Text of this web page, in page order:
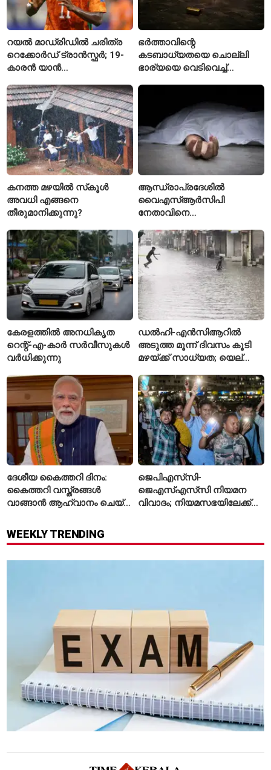
റയൽ മാഡ്രിഡിൽ ചരിത്ര
റെക്കോർഡ് ട്രാൻസ്ഫർ; 19-
കാരൻ യാൻ
സ്വന്തമാക്കി സ്പാനിഷ്
വമ്പന്മാർ
ഭർത്താവിന്റെ
കടബാധ്യതയെ ചൊല്ലി
ഭാര്യയെ വെടിവെച്ച്
കൊലപാതകം
കനത്ത മഴയിൽ സ്‌കൂൾ
അവധി എങ്ങനെ
തീരുമാനിക്കുന്നു?
ആന്ധ്രാപ്രദേശിൽ
വൈഎസ്ആർസിപി
നേതാവിനെ
അന്വേഷണം ആരംഭിച്ച്
പൊലീസ്
കേരളത്തിൽ അനധികൃത
റെന്റ്-എ-കാർ സർവീസുകൾ
വർധിക്കുന്നു
ഡൽഹി-എൻസിആറിൽ
അടുത്ത മൂന്ന് ദിവസം കൂടി
മഴയ്ക്ക് സാധ്യത; യെല്ലോ
ഐഎംഡി
ദേശീയ കൈത്തറി ദിനം:
കൈത്തറി വസ്ത്രങ്ങൾ
വാങ്ങാൻ ആഹ്വാനം ചെയ്ത്
ജെപിഎസ്‌സി-
ജെഎസ്എസ്‌സി നിയമന
വിവാദം; നിയമസഭയിലേക്ക്
WEEKLY TRENDING